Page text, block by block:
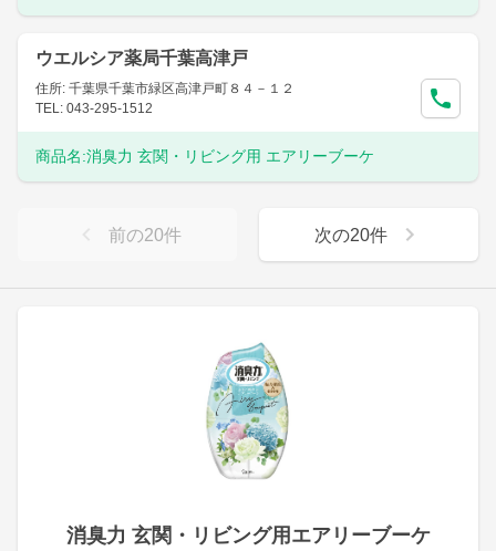
消臭力 玄関・リビング用エアリーブーケ
ウエルシア薬局千葉高津戸
住所: 千葉県千葉市緑区高津戸町８４－１２
TEL: 043-295-1512
商品名:消臭力 玄関・リビング用 エアリーブーケ
前の20件 次の20件